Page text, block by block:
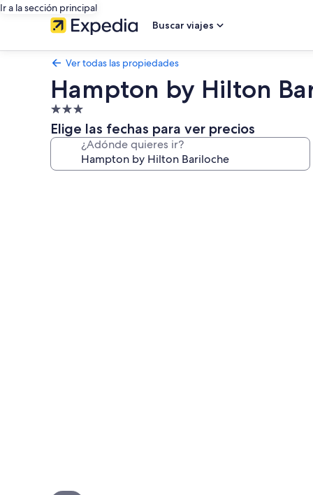
Ir a la sección principal
Buscar viajes
Ver todas las propiedades
Hampton by Hilton
Propiedad
de
3.0
estrellas
Elige las fechas para ver precios
¿Adónde quieres ir?